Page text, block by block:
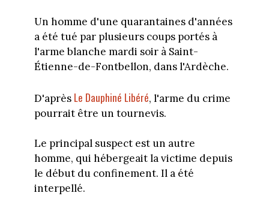
Un homme d'une quarantaines d'années
a été tué par plusieurs coups portés à
l'arme blanche mardi soir à Saint-
Étienne-de-Fontbellon, dans l'Ardèche.
D'après Le Dauphiné Libéré, l'arme du crime
pourrait être un tournevis.
Le principal suspect est un autre
homme, qui hébergeait la victime depuis
le début du confinement. Il a été
interpellé.